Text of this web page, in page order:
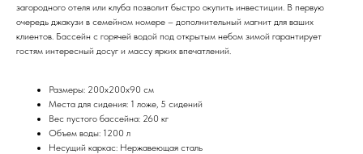
загородного отеля или клуба позволит быстро окупить инвестиции. В первую
очередь джакузи в семейном номере – дополнительный магнит для ваших
клиентов. Бассейн с горячей водой под открытым небом зимой гарантирует
гостям интересный досуг и массу ярких впечатлений.
Размеры: 200x200x90 см
Места для сидения: 1 ложе, 5 сидений
Вес пустого бассейна: 260 кг
Объем воды: 1200 л
Несущий каркас: Нержавеющая сталь